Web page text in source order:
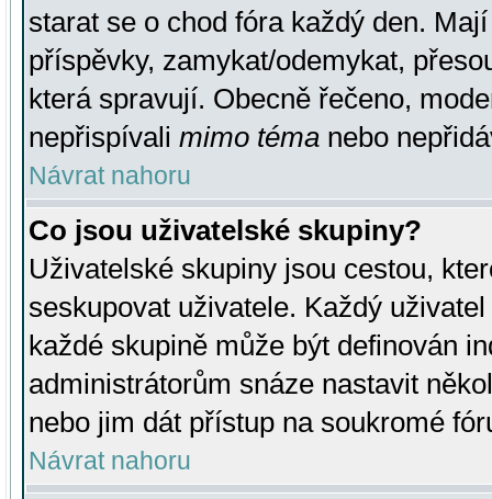
starat se o chod fóra každý den.
příspěvky, zamykat/odemykat,
která spravují. Obecně řečeno,
nepřispívali mimo téma nebo
Návrat nahoru
Co jsou uživatelské skupiny?
Uživatelské skupiny jsou cestou,
seskupovat uživatele. Každý
každé skupině může být definován
administrátorům snáze nastavit
nebo jim dát přístup na soukromé
Návrat nahoru